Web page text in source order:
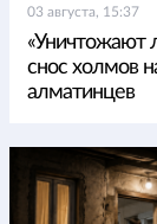
03 августа, 15:37
«Уничтожают
снос холмов
алматинцев